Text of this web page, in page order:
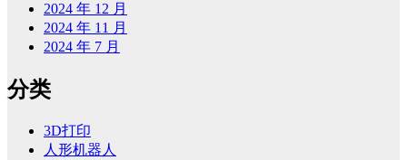
2024 年 12 月
2024 年 11 月
2024 年 7 月
分类
3D打印
人形机器人